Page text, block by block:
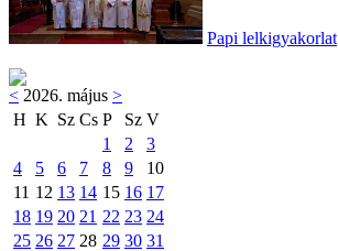
Papi lelkigyakorlat
< 2026. május >
H K Sz Cs P Sz V
1
2
3
4
5 6 7 8 9
10
11 12 13 14 15 16 17
18 19 20 21 22 23 24
25 26 27 28 29 30 31